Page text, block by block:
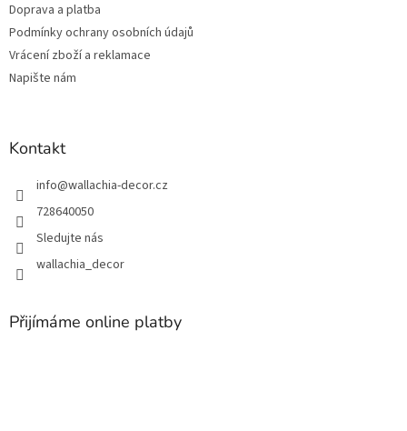
Doprava a platba
Podmínky ochrany osobních údajů
Vrácení zboží a reklamace
Napište nám
Kontakt
info@wallachia-decor.cz
728640050
Sledujte nás
wallachia_decor
Přijímáme online platby